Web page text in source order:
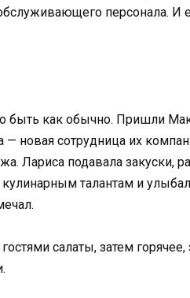
персонала. И
быть как обычно. Пришли
— новая сотрудница их
Лариса подавала закуски,
талантам и
салаты, затем